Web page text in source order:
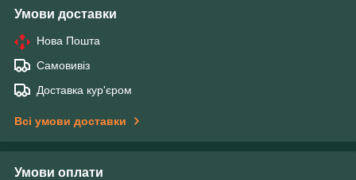
Умови доставки
Нова Пошта
Самовивіз
Доставка кур'єром
Всі умови доставки
Умови оплати